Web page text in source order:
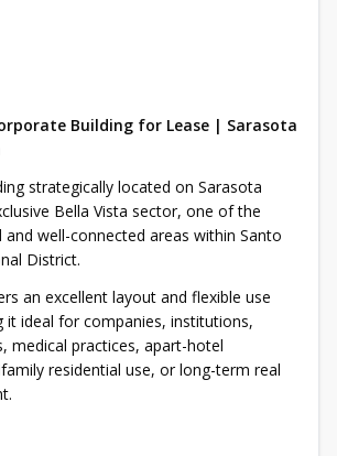
Building for Lease | Sarasota
strategically located on Sarasota
Bella Vista sector, one of the
well-connected areas within Santo
District.
an excellent layout and flexible use
it ideal for companies, institutions,
medical practices, apart-hotel
residential use, or long-term real